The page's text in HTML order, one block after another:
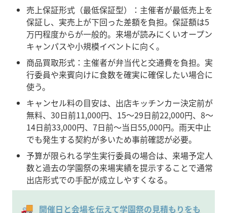
売上保証形式（最低保証型）：主催者が最低売上を
保証し、実売上が下回った差額を負担。保証額は5
万円程度からが一般的。来場が読みにくいオープン
キャンパスや小規模イベントに向く。
商品買取形式：主催者が弁当代と交通費を負担。実
行委員や来賓向けに食数を確実に確保したい場合に
使う。
キャンセル料の目安は、出店キッチンカー決定前が
無料、30日前11,000円、15〜29日前22,000円、8〜
14日前33,000円、7日前〜当日55,000円。雨天中止
でも発生する契約が多いため事前確認が必要。
予算が限られる学生実行委員の場合は、来場予定人
数と過去の学園祭の来場実績を提示することで通常
出店形式での手配が成立しやすくなる。
🚚 開催日と会場を伝えて学園祭の見積もりをも